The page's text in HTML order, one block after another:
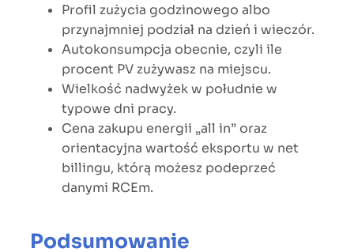
Profil zużycia godzinowego albo
przynajmniej podział na dzień i wieczór.
Autokonsumpcja obecnie, czyli ile
procent PV zużywasz na miejscu.
Wielkość nadwyżek w południe w
typowe dni pracy.
Cena zakupu energii „all in” oraz
orientacyjna wartość eksportu w net
billingu, którą możesz podeprzeć
danymi RCEm.
Podsumowanie